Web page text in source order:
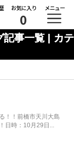
お気に入り
0
メニュー
記事一覧 | カテ
！！前橋市天川大島
時：10月29日...